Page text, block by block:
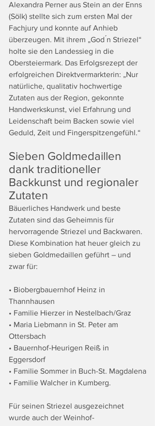
Alexandra Perner aus Stein an der Enns
(Sölk) stellte sich zum ersten Mal der
Fachjury und konnte auf Anhieb
überzeugen. Mit ihrem „God ́n Striezel“
holte sie den Landessieg in die
Obersteiermark. Das Erfolgsrezept der
erfolgreichen Direktvermarkterin: „Nur
natürliche, qualitativ hochwertige
Zutaten aus der Region, gekonnte
Handwerkskunst, viel Erfahrung und
Leidenschaft beim Backen sowie viel
Geduld, Zeit und Fingerspitzengefühl.“
Sieben Goldmedaillen
dank traditioneller
Backkunst und regionaler
Zutaten
Bäuerliches Handwerk und beste
Zutaten sind das Geheimnis für
hervorragende Striezel und Backwaren.
Diese Kombination hat heuer gleich zu
sieben Goldmedaillen geführt – und
zwar für:
• Biobergbauernhof Heinz in
Thannhausen
• Familie Hierzer in Nestelbach/Graz
• Maria Liebmann in St. Peter am
Ottersbach
• Bauernhof-Heurigen Reiß in
Eggersdorf
• Familie Sommer in Buch-St. Magdalena
• Familie Walcher in Kumberg.
Für seinen Striezel ausgezeichnet
wurde auch der Weinhof-